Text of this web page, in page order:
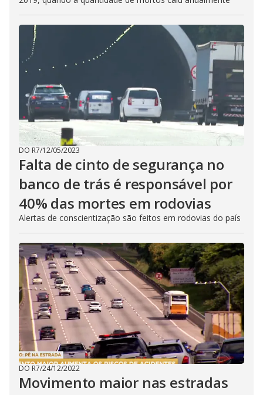
DO R7/12/05/2023
Falta de cinto de segurança no
banco de trás é responsável por
40% das mortes em rodovias
Alertas de conscientização são feitos em rodovias do país
DO R7/24/12/2022
Movimento maior nas estradas